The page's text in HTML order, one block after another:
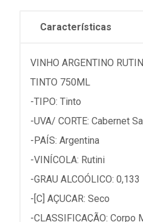
Características
VINHO ARGENTINO
TINTO 750ML
-TIPO: Tinto
-UVA/ CORTE: Cabernet
-PAÍS: Argentina
-VINÍCOLA: Rutini
-GRAU ALCOÓLICO: 0,133
-[C] AÇUCAR: Seco
-CLASSIFICAÇÃO: Corpo